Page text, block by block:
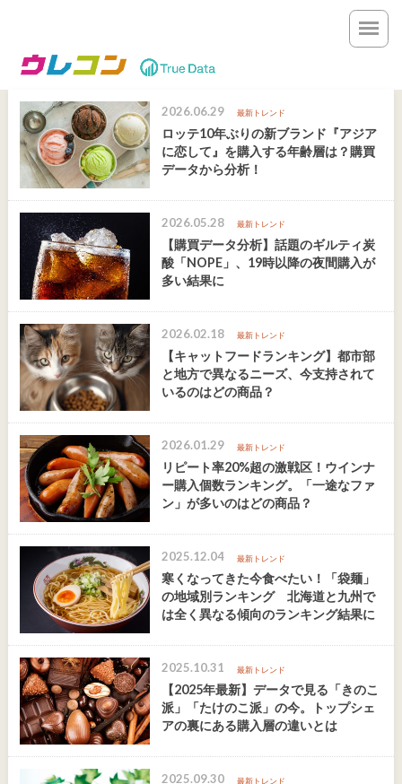
2026.06.29 最新トレンド
ロッテ10年ぶりの新ブランド『アジア
に恋して』を購入する年齢層は？購買
データから分析！
2026.05.28 最新トレンド
【購買データ分析】話題のギルティ炭
酸「NOPE」、19時以降の夜間購入が
多い結果に
2026.02.18 最新トレンド
【キャットフードランキング】都市部
と地方で異なるニーズ、今支持されて
いるのはどの商品？
2026.01.29 最新トレンド
リピート率20%超の激戦区！ウインナ
ー購入個数ランキング。「一途なファ
ン」が多いのはどの商品？
2025.12.04 最新トレンド
寒くなってきた今食べたい！「袋麺」
の地域別ランキング 北海道と九州で
は全く異なる傾向のランキング結果に
2025.10.31 最新トレンド
【2025年最新】データで見る「きのこ
派」「たけのこ派」の今。トップシェ
アの裏にある購入層の違いとは
2025.09.30 最新トレンド